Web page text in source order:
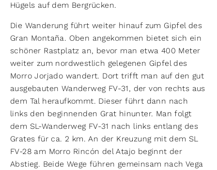
Hügels auf dem Bergrücken.
Die Wanderung führt weiter hinauf zum Gipfel des
Gran Montaña. Oben angekommen bietet sich ein
schöner Rastplatz an, bevor man etwa 400 Meter
weiter zum nordwestlich gelegenen Gipfel des
Morro Jorjado wandert. Dort trifft man auf den gut
ausgebauten Wanderweg FV-31, der von rechts aus
dem Tal heraufkommt. Dieser führt dann nach
links den beginnenden Grat hinunter. Man folgt
dem SL-Wanderweg FV-31 nach links entlang des
Grates für ca. 2 km. An der Kreuzung mit dem SL
FV-28 am Morro Rincón del Atajo beginnt der
Abstieg. Beide Wege führen gemeinsam nach Vega